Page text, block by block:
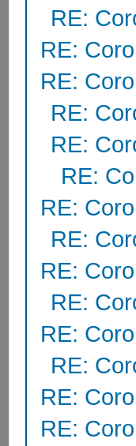
RE:
RE:
RE:
RE:
RE:
RE:
RE:
RE:
RE:
RE:
RE:
RE:
RE:
RE: